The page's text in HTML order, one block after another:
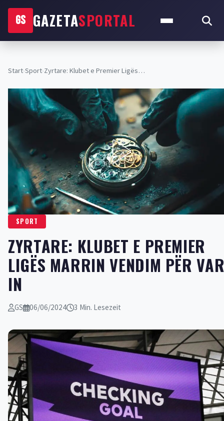
GS GAZETASPORTAL
Start›Sport›​Zyrtare: Klubet e Premier Ligës…
SPORT
​ZYRTARE: KLUBET E PREMIER
LIGËS MARRIN VENDIM PËR
IN
GS 06/06/2024 3 Min. Lesezeit